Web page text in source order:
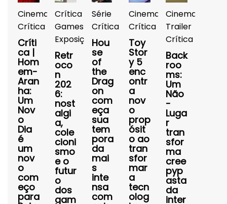
Cinema
Crítica
Críti
ca |
Hom
em-
Aran
ha:
Um
Nov
o
Dia
é
um
nov
o
com
eço
para
Crítica
Games
Exposições
Retr
oco
n
202
6:
nost
algi
a,
cole
cioni
smo
e o
futur
o
dos
gam
Série
Crítica
Hou
se
of
the
Drag
on
com
eça
sua
tem
pora
da
mai
s
inte
nsa
com
Cinema
Crítica
Toy
Stor
y 5
enc
ontr
a
nov
o
prop
ósit
o ao
tran
sfor
mar
a
tecn
olog
Cinema
Trailer
Crítica
Back
roo
ms:
Um
Não
-
Luga
r
tran
sfor
ma
cree
pyp
asta
da
inter